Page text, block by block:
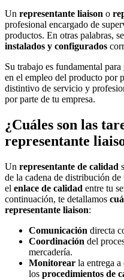
Un representante liaison o
profesional encargado de
productos. En otras palabras,
instalados y configurados
Su trabajo es fundamental para
en el empleo del producto por
distintivo de servicio y
por parte de tu empresa.
¿Cuáles son las
representante
Un representante de calidad
de la cadena de distribución de
el enlace de calidad entre tu
continuación, te detallamos
representante liaison:
Comunicación directa
Coordinación del
mercadería.
Monitorear la entrega
los procedimientos de